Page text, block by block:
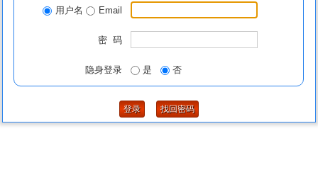
用户名 Email
密 码
隐身登录 是 否